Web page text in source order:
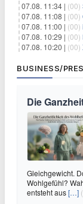
07.08. 11:34 | (00)
07.08. 11:08 | (00)
07.08. 11:00 | (00)
07.08. 10:29 | (00)
07.08. 10:20 | (00)
BUSINESS/
Die
Gleichgewicht.
Wohlgefühl?
entsteht aus[…]